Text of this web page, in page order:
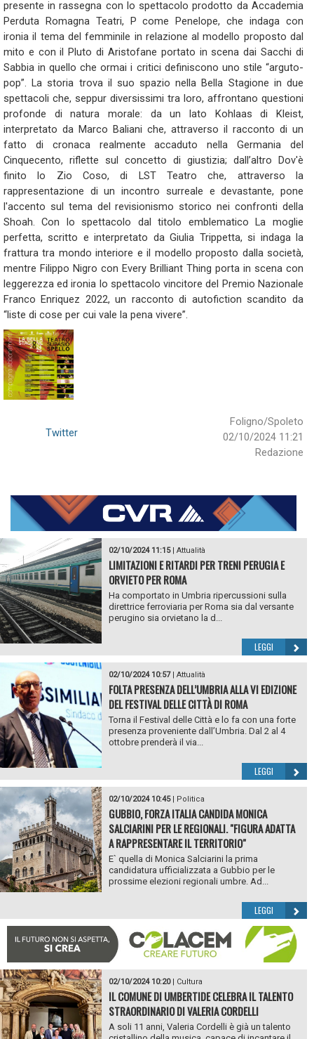
presente in rassegna con lo spettacolo prodotto da Accademia
Perduta Romagna Teatri, P come Penelope, che indaga con
ironia il tema del femminile in relazione al modello proposto dal
mito e con il Pluto di Aristofane portato in scena dai Sacchi di
Sabbia in quello che ormai i critici definiscono uno stile “arguto-
pop”. La storia trova il suo spazio nella Bella Stagione in due
spettacoli che, seppur diversissimi tra loro, affrontano questioni
profonde di natura morale: da un lato Kohlaas di Kleist,
interpretato da Marco Baliani che, attraverso il racconto di un
fatto di cronaca realmente accaduto nella Germania del
Cinquecento, riflette sul concetto di giustizia; dall’altro Dov'è
finito lo Zio Coso, di LST Teatro che, attraverso la
rappresentazione di un incontro surreale e devastante, pone
l'accento sul tema del revisionismo storico nei confronti della
Shoah. Con lo spettacolo dal titolo emblematico La moglie
perfetta, scritto e interpretato da Giulia Trippetta, si indaga la
frattura tra mondo interiore e il modello proposto dalla società,
mentre Filippo Nigro con Every Brilliant Thing porta in scena con
leggerezza ed ironia lo spettacolo vincitore del Premio Nazionale
Franco Enriquez 2022, un racconto di autofiction scandito da
“liste di cose per cui vale la pena vivere”.
Foligno/Spoleto
02/10/2024 11:21
Redazione
Twitter
02/10/2024 11:15| Attualità
LIMITAZIONI E RITARDI PER TRENI PERUGIA E
ORVIETO PER ROMA
Ha comportato in Umbria ripercussioni sulla
direttrice ferroviaria per Roma sia dal versante
perugino sia orvietano la d...
LEGGI
02/10/2024 10:57| Attualità
FOLTA PRESENZA DELL’UMBRIA ALLA VI EDIZIONE
DEL FESTIVAL DELLE CITTÀ DI ROMA
Torna il Festival delle Città e lo fa con una forte
presenza proveniente dall’Umbria. Dal 2 al 4
ottobre prenderà il via...
LEGGI
02/10/2024 10:45| Politica
GUBBIO, FORZA ITALIA CANDIDA MONICA
SALCIARINI PER LE REGIONALI. "FIGURA ADATTA
A RAPPRESENTARE IL TERRITORIO"
E` quella di Monica Salciarini la prima
candidatura ufficializzata a Gubbio per le
prossime elezioni regionali umbre. Ad...
LEGGI
02/10/2024 10:20| Cultura
IL COMUNE DI UMBERTIDE CELEBRA IL TALENTO
STRAORDINARIO DI VALERIA CORDELLI
A soli 11 anni, Valeria Cordelli è già un talento